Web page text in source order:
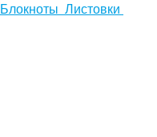
Блокноты Листовки